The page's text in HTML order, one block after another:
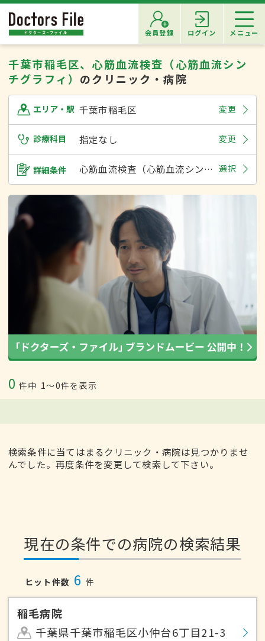
会員登録 ログイン メニュー
千葉市稲毛区、心筋血流検査（心筋血流シン
チグラフィ） のクリニック・病院
エリア・駅 千葉市稲毛区 変更
診療科目 指定なし 変更
詳細条件 心筋血流検査（心筋血流シンチグラフィ） 選択
0 件中 1〜0件を表示
検索条件に当てはまるクリニック・病院は見つかりませ
んでした。再度条件を変更して検索して下さい。
現在の条件での病院の検索結果
ヒット件数 6 件
稲毛病院
千葉県千葉市稲毛区小仲台6丁目21-3